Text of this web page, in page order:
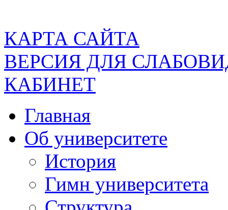
КАРТА САЙТА
ВЕРСИЯ ДЛЯ
КАБИНЕТ
Главная
Об университете
История
Гимн университета